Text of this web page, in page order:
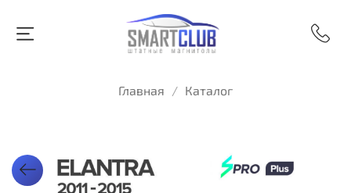
Главная Каталог